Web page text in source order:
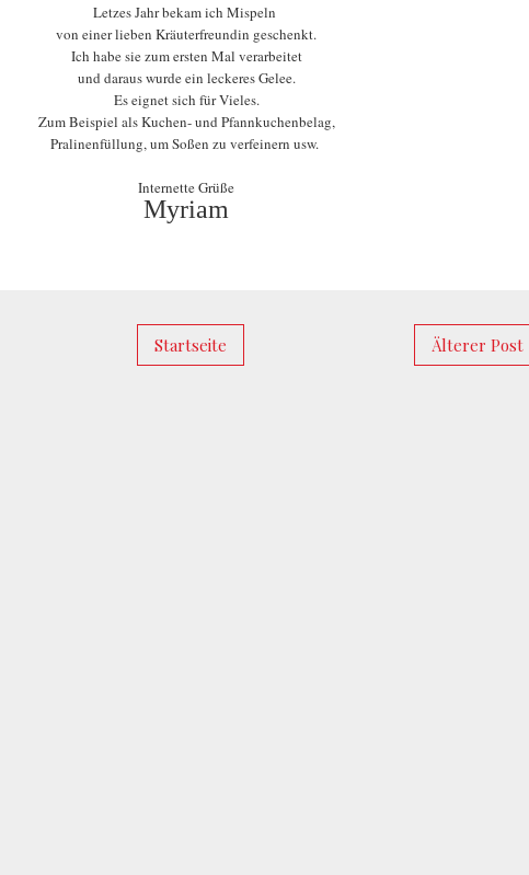
Letzes Jahr bekam ich Mispeln
von einer lieben Kräuterfreundin geschenkt.
Ich habe sie zum ersten Mal verarbeitet
und daraus wurde ein leckeres Gelee.
Es eignet sich für Vieles.
Zum Beispiel als Kuchen- und Pfannkuchenbelag,
Pralinenfüllung, um Soßen zu verfeinern usw.
Internette Grüße
Myriam
Älterer Post
Startseite